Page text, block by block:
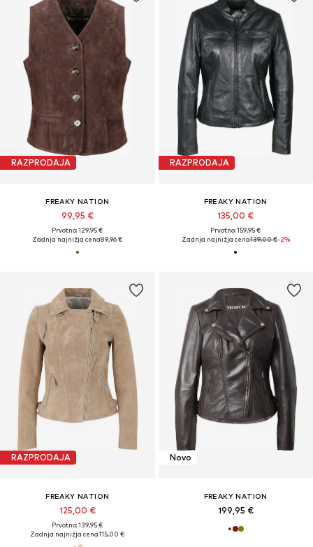
RAZPRODAJA
FREAKY NATION
99,95 €
Prvotno: 129,95 €
Zadnja najnižja cena89,96 €
RAZPRODAJA
FREAKY NATION
135,00 €
Prvotno: 159,95 €
Zadnja najnižja cena139,00 €-2%
RAZPRODAJA
FREAKY NATION
125,00 €
Prvotno: 139,95 €
Zadnja najnižja cena115,00 €
Novo
FREAKY NATION
199,95 €